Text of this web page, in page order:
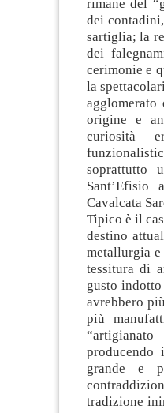
rimane del
dei
sartiglia; la
dei
cerimonie e
la
origine e
curiosità
soprattutto
Cavalcata
Tipico è il
destino
metallurgia
tessitura di
gusto
avrebbero
più
producendo
grande e
tradizione